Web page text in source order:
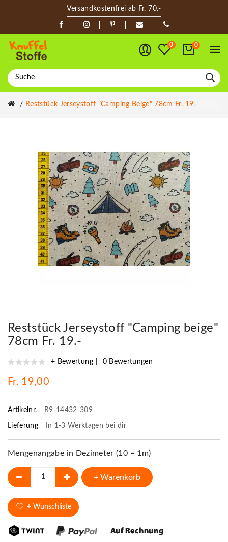
Versandkostenfrei ab Fr. 70.-
0 0
Reststück Jerseystoff "Camping Beige" 78cm Fr. 19.-
Reststück Jerseystoff "Camping beige"
78cm Fr. 19.-
+ Bewertung 0 Bewertungen
Fr. 19,00
Artikelnr. R9-14432-309
Lieferung In 1-3 Werktagen bei dir
Mengenangabe in Dezimeter (10 = 1m)
+ Warenkorb
+ Wunschliste